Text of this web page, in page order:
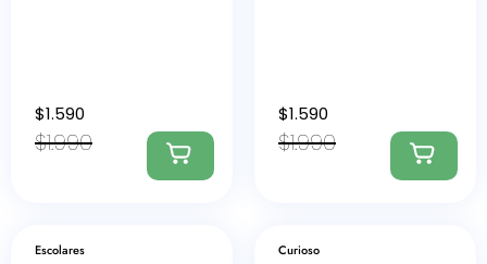
$1.990
$1.590
$1.990
$1.590
Escolares Curioso